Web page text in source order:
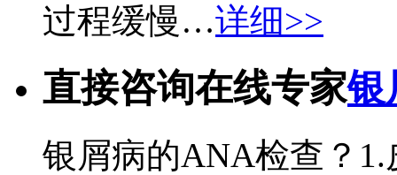
过程缓慢…详细>>
直接咨询在线专家银
银屑病的ANA检查？